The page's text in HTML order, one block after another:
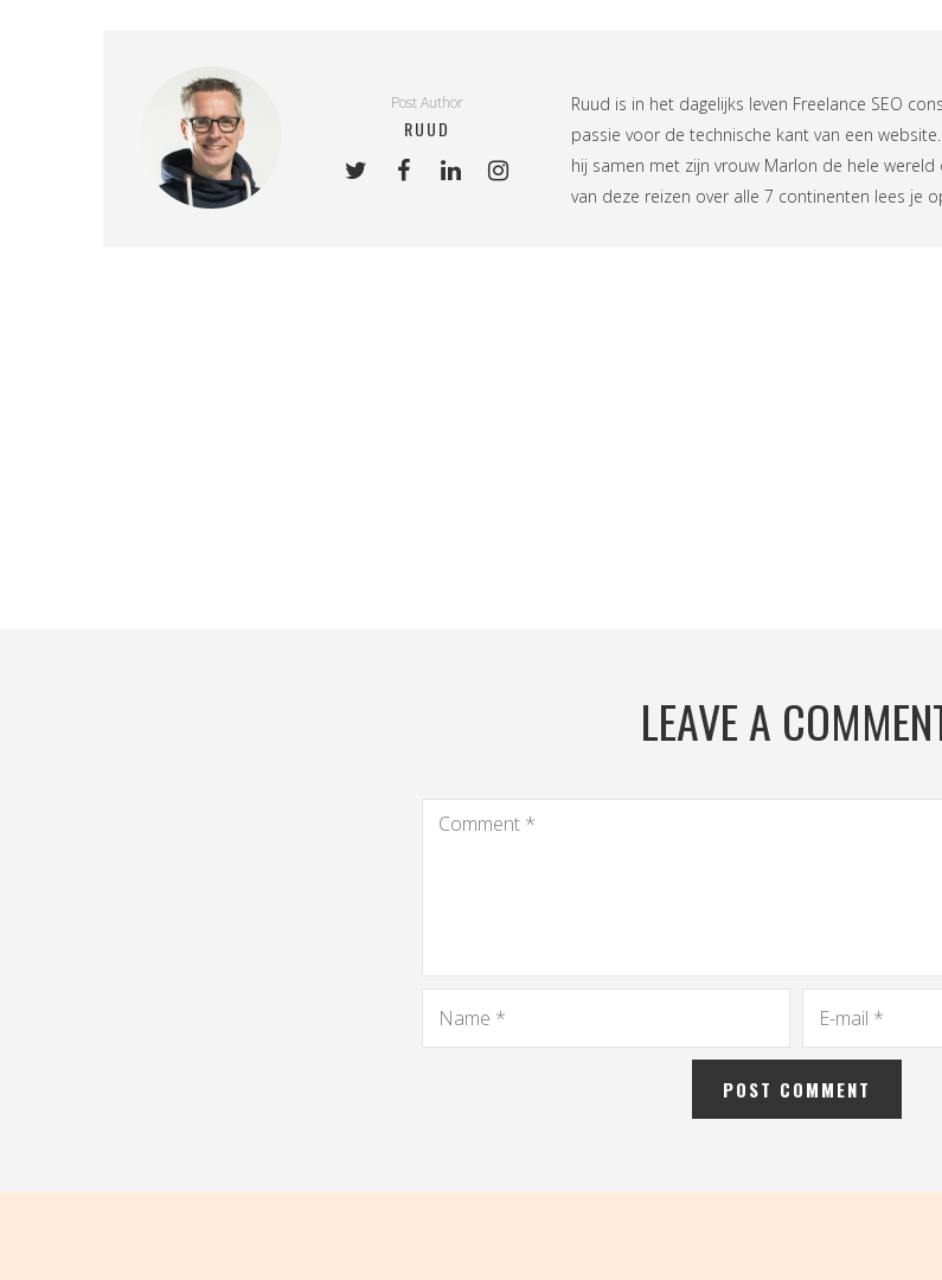
Post Author
RUUD
Ruud is in het dagelijks leven Freelance SEO
passie voor de technische kant van een
hij samen met zijn vrouw Marlon de hele wereld
van deze reizen over alle 7 continenten lees je
LEAVE A